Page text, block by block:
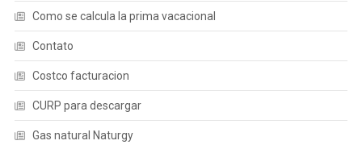
Como se calcula la prima vacacional
Contato
Costco facturacion
CURP para descargar
Gas natural Naturgy